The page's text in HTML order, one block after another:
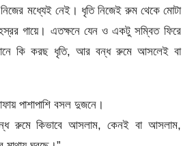
মধ্যেই নেই। ধৃতি নিজেই রুম থেকে মোটা
গায়ে। এতক্ষনে যেন ও একটু সম্বিত ফিরে
কি করছ ধৃতি, আর বন্ধ রুমে আসলেই বা
পাশাপাশি বসল দুজনে।
রুমে কিভাবে আসলাম, কেনই বা আসলাম,